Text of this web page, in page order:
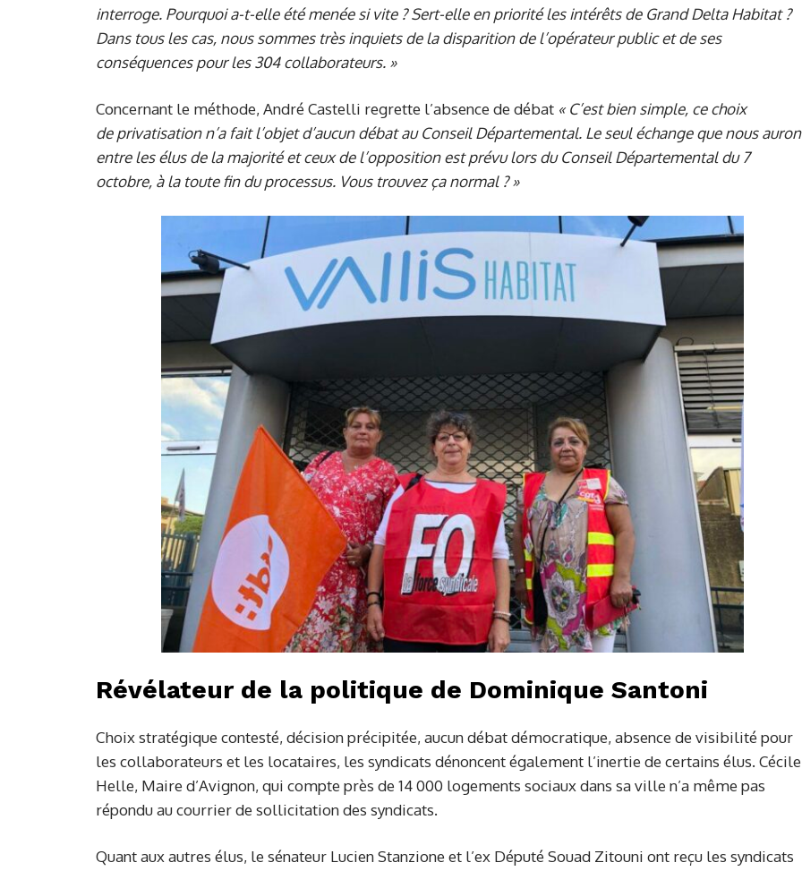
interroge. Pourquoi a-t-elle été menée si vite ? Sert-elle en priorité les intérêts de Grand Delta Habitat ?
Dans tous les cas, nous sommes très inquiets de la disparition de l’opérateur public et de ses
conséquences pour les 304 collaborateurs. »
Concernant le méthode, André Castelli regrette l’absence de débat « C’est bien simple, ce choix
de privatisation n’a fait l’objet d’aucun débat au Conseil Départemental. Le seul échange que nous
entre les élus de la majorité et ceux de l’opposition est prévu lors du Conseil Départemental du 7
octobre, à la toute fin du processus. Vous trouvez ça normal ? »
Révélateur de la politique de Dominique Santoni
Choix stratégique contesté, décision précipitée, aucun débat démocratique, absence de visibilité pour
les collaborateurs et les locataires, les syndicats dénoncent également l’inertie de certains élus. Cécile
Helle, Maire d’Avignon, qui compte près de 14 000 logements sociaux dans sa ville n’a même pas
répondu au courrier de sollicitation des syndicats.
Quant aux autres élus, le sénateur Lucien Stanzione et l’ex Député Souad Zitouni ont reçu les syndicats